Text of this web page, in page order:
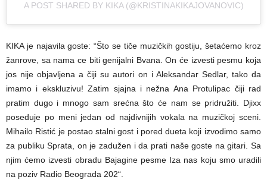
A POST SHARED BY KIKA (@KRISTINAKIKAJOVANOVIC)
KIKA je najavila goste: “Što se tiče muzičkih gostiju, šetaćemo kroz
žanrove, sa nama ce biti genijalni Bvana. On će izvesti pesmu koja
jos nije objavljena a čiji su autori on i Aleksandar Sedlar, tako da
imamo i ekskluzivu! Zatim sjajna i nežna Ana Protulipac čiji rad
pratim dugo i mnogo sam srećna što će nam se pridružiti. Djixx
poseduje po meni jedan od najdivnijih vokala na muzičkoj sceni.
Mihailo Ristić je postao stalni gost i pored dueta koji izvodimo samo
za publiku Sprata, on je zadužen i da prati naše goste na gitari. Sa
njim ćemo izvesti obradu Bajagine pesme Iza nas koju smo uradili
na poziv Radio Beograda 202“.